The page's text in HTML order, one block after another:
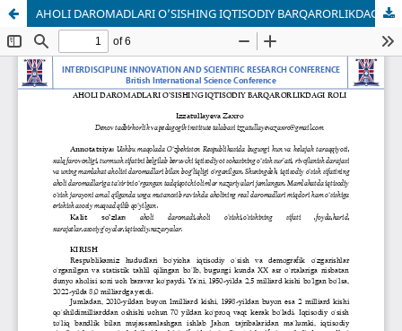
AHOLI DAROMADLARI O’SISHING IQTISODIY BARQARORLIKDAGI ROLI